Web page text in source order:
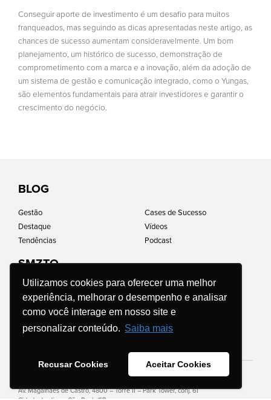
Utilizamos cookies para oferecer uma melhor
experiência, melhorar o desempenho e analisar
como você interage em nosso site e
personalizar conteúdo. Saiba mais
Recusar Cookies Aceitar Cookies
Conseguir aporte de investimento é um desafio para muitos
franqueados, mas seguindo as dicas apresentadas neste artigo, as
chances de sucesso aumentam consideravelmente. Um bom
planejamento, um histórico de sucesso, demonstração de
comprometimento com a marca e a inovação, além da adoção de
um sistema de gestão e comunicação integrado, como o Yungas,
são elementos fundamentais para atrair investidores e garantir o
crescimento do negócio.
BLOG
Gestão
Destaque
Tendências
Cases de Sucesso
Vídeos
Podcast
SMZTO
Home
Quem somos
Carreiras
Franquias
Impacto social
Perguntas frequentes
Política de Privacidade
Código de Conduta e Ética
Av. Magalhães de Castro, 4800 – Torre II – Park Tower, conj. 61